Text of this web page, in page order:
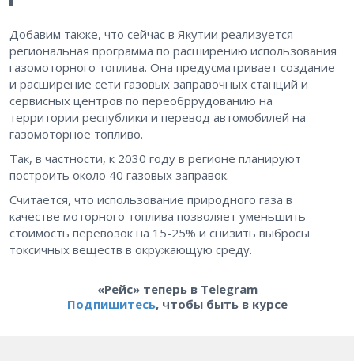
Добавим также, что сейчас в Якутии реализуется
региональная программа по расширению использования
газомоторного топлива. Она предусматривает создание
и расширение сети газовых заправочных станций и
сервисных центров по переобррудованию на
территории республики и перевод автомобилей на
газомоторное топливо.
Так, в частности, к 2030 году в регионе планируют
построить около 40 газовых заправок.
Считается, что использование природного газа в
качестве моторного топлива позволяет уменьшить
стоимость перевозок на 15-25% и снизить выбросы
токсичных веществ в окружающую среду.
«Рейс» теперь в Telegram
Подпишитесь, чтобы быть в курсе